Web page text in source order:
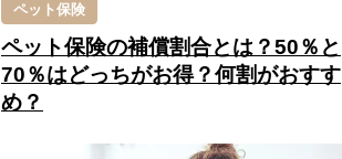
ペット保険
ペット保険の補償割合とは？50％と
70％はどっちがお得？何割がおすす
め？